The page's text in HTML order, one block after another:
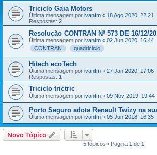
Triciclo Gaia Motors
Última mensagem por ivanfm « 18 Ago 2020, 22:21
Respostas: 2
Resolução CONTRAN Nº 573 DE 16/12/
Última mensagem por ivanfm « 02 Jun 2020, 16:44
CONTRAN
quadriciclo
Hitech ecoTech
Última mensagem por ivanfm « 27 Jan 2020, 17:06
Respostas: 1
Triciclo trictric
Última mensagem por ivanfm « 09 Nov 2019, 19:44
Porto Seguro adota Renault Twizy na
Última mensagem por ivanfm « 05 Jun 2018, 16:35
Novo Tópico
5 tópicos • Página 1 de 1